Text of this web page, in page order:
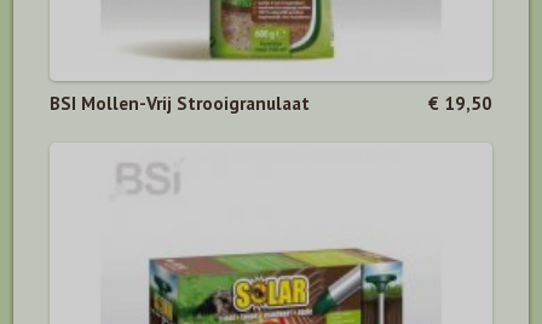
BSI Mollen-Vrij Strooigranulaat € 19,50